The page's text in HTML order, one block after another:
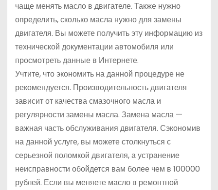
чаще менять масло в двигателе. Также нужно
определить, сколько масла нужно для замены
двигателя. Вы можете получить эту информацию из
технической документации автомобиля или
просмотреть данные в Интернете.
Учтите, что экономить на данной процедуре не
рекомендуется. Производительность двигателя
зависит от качества смазочного масла и
регулярности замены масла. Замена масла —
важная часть обслуживания двигателя. Сэкономив
на данной услуге, вы можете столкнуться с
серьезной поломкой двигателя, а устранение
неисправности обойдется вам более чем в 100000
рублей. Если вы меняете масло в ремонтной